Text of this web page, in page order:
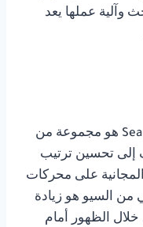
وآلية عملها يعد
السيو أو Search Engine Optimization هو مجموعة من
إلى تحسين ترتيب
المجانية على محركات
السيو هو زيادة
الظهور أمام